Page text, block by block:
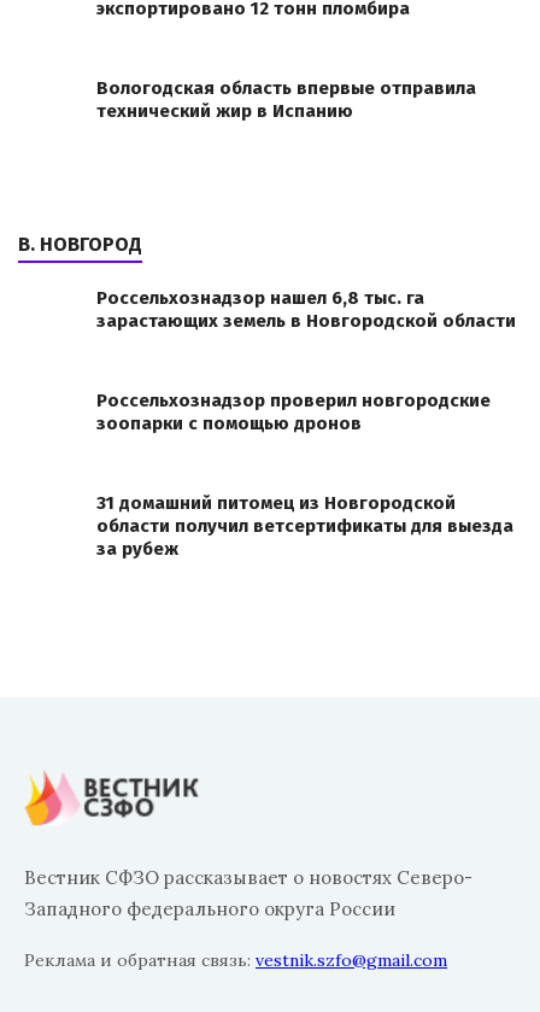
экспортировано 12 тонн пломбира
Вологодская область впервые отправила
технический жир в Испанию
В. НОВГОРОД
Россельхознадзор нашел 6,8 тыс. га
зарастающих земель в Новгородской области
Россельхознадзор проверил новгородские
зоопарки с помощью дронов
31 домашний питомец из Новгородской
области получил ветсертификаты для выезда
за рубеж
Вестник СФЗО рассказывает о новостях Северо-
Западного федерального округа России
Реклама и обратная связь: vestnik.szfo@gmail.com